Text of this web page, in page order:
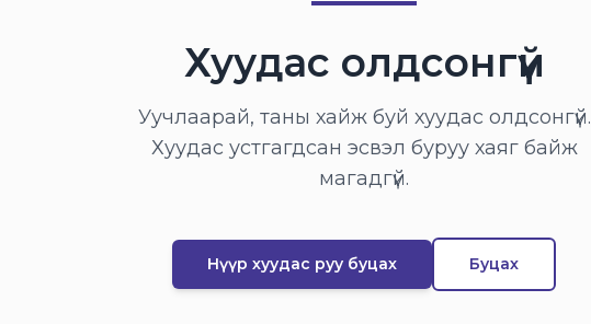
Хуудас олдсонгүй
Уучлаарай, таны хайж буй хуудас олдсонгүй.
Хуудас устгагдсан эсвэл буруу хаяг байж
магадгүй.
Нүүр хуудас руу буцах Буцах